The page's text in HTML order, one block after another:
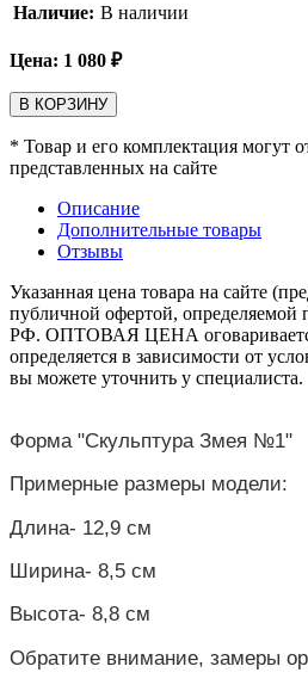
Наличие: В наличии
Цена: 1 080 ₽
В КОРЗИНУ
* Товар и его комплектация могут
представленных на сайте
Описание
Дополнительные товары
Отзывы
Указанная цена товара на сайте
публичной офертой, определяемой
РФ. ОПТОВАЯ ЦЕНА
определяется в зависимости от
вы можете уточнить у специалиста.
Форма "Скульптура Змея №1"
Примерные размеры модели:
Длина- 12,9 см
Ширина- 8,5 см
Высота- 8,8 см
Обратите внимание, замеры